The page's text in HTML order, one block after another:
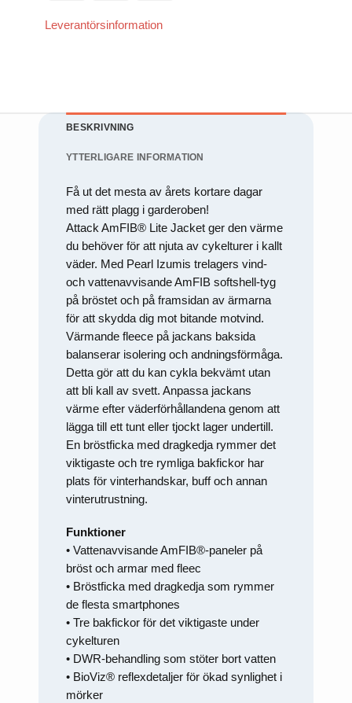
Leverantörsinformation
BESKRIVNING
YTTERLIGARE INFORMATION
Få ut det mesta av årets kortare dagar
med rätt plagg i garderoben!
Attack AmFIB® Lite Jacket ger den värme
du behöver för att njuta av cykelturer i kallt
väder. Med Pearl Izumis trelagers vind-
och vattenavvisande AmFIB softshell-tyg
på bröstet och på framsidan av ärmarna
för att skydda dig mot bitande motvind.
Värmande fleece på jackans baksida
balanserar isolering och andningsförmåga.
Detta gör att du kan cykla bekvämt utan
att bli kall av svett. Anpassa jackans
värme efter väderförhållandena genom att
lägga till ett tunt eller tjockt lager undertill.
En bröstficka med dragkedja rymmer det
viktigaste och tre rymliga bakfickor har
plats för vinterhandskar, buff och annan
vinterutrustning.
Funktioner
• Vattenavvisande AmFIB®-paneler på
bröst och armar med fleec
• Bröstficka med dragkedja som rymmer
de flesta smartphones
• Tre bakfickor för det viktigaste under
cykelturen
• DWR-behandling som stöter bort vatten
• BioViz® reflexdetaljer för ökad synlighet i
mörker
hemsidan.
intressen och ditt
beteende när du
chansen att få se
och erbjudanden.